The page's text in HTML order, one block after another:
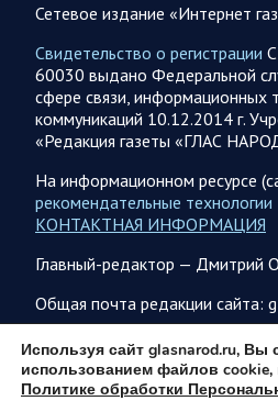
Украинские террористы
население приграничных
За прошедшие сутки армия
силах ничего противопоставить
гражданское население
06.08.2026 07:49
Сводка на утро 6 августа 2026
В Ярославле после налета
Московскому проспекту,
транспорта. Судя по записям с
06.08.2026 07:46
Курская
Сетевое издание «Интернет
Свидетельство о регистрации
60030 выдано Федеральной
сфере связи, информационных
коммуникаций 10.12.2014 г.
«Редакция газеты «ГЛАС
На информационном ресурсе
рекомендательные технологии
КОНТАКТНАЯ ИНФОРМАЦИЯ
Главный-редактор — Дмитрий
Общая почта редакции сайта:
ПОДПИСКА
Используя сайт glasnarod.ru, Вы
использованием файлов
Политике обработки